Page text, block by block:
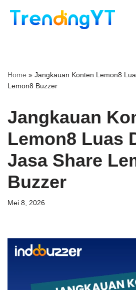
Lompat
Home » Jangkauan Konten Lemon8
Lemon8 Buzzer
Jangkauan
Lemon8 Luas
Jasa Share
Buzzer
Mei 8, 2026